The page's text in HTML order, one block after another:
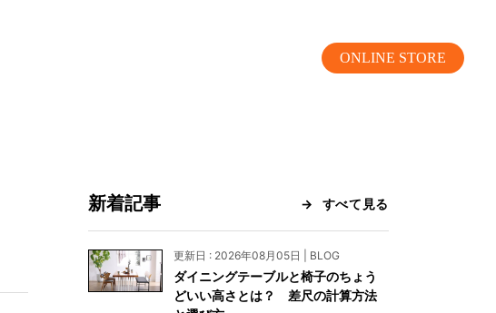
ONLINE STORE
よくあるご質問
新着記事 すべて見る
更新日 : 2026年08月05日 | BLOG
ダイニングテーブルと椅子のちょう
どいい高さとは？ 差尺の計算方法